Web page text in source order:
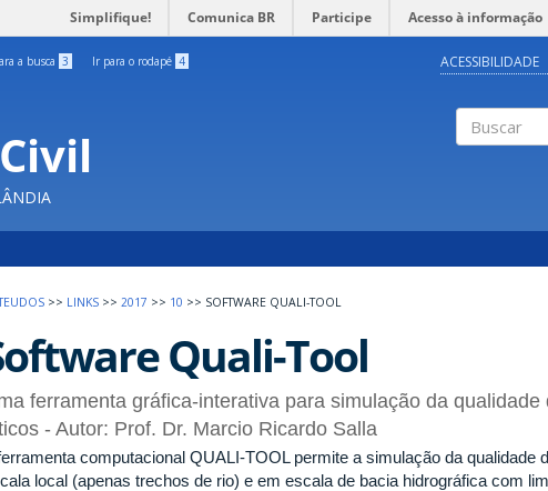
Simplifique! Comunica BR Participe Acesso à informação
a busca 3 Ir para o rodapé 4 ACESSIBILIDADE
>> LINKS >> 2017 >> 10 >> SOFTWARE QUALI-TOOL
Quali-Tool
ferramenta gráfica-interativa para simulação da
- Autor: Prof. Dr. Marcio Ricardo Salla
computacional QUALI-TOOL permite a simulação da qualidade
local (apenas trechos de rio) e em escala de bacia hidrográfica com